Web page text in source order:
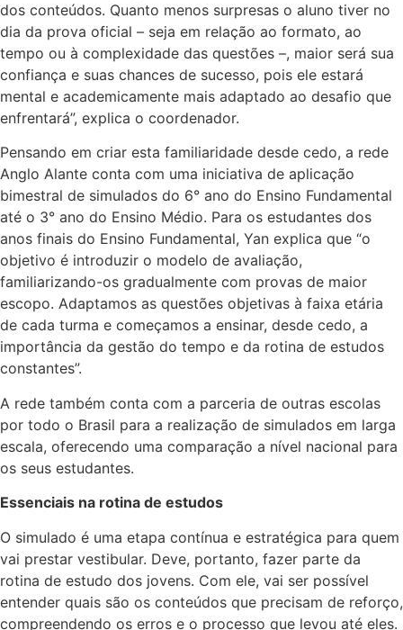
dos conteúdos. Quanto menos surpresas o aluno tiver no
dia da prova oficial – seja em relação ao formato, ao
tempo ou à complexidade das questões –, maior será sua
confiança e suas chances de sucesso, pois ele estará
mental e academicamente mais adaptado ao desafio que
enfrentará”, explica o coordenador.
Pensando em criar esta familiaridade desde cedo, a rede
Anglo Alante conta com uma iniciativa de aplicação
bimestral de simulados do 6° ano do Ensino Fundamental
até o 3° ano do Ensino Médio. Para os estudantes dos
anos finais do Ensino Fundamental, Yan explica que “o
objetivo é introduzir o modelo de avaliação,
familiarizando-os gradualmente com provas de maior
escopo. Adaptamos as questões objetivas à faixa etária
de cada turma e começamos a ensinar, desde cedo, a
importância da gestão do tempo e da rotina de estudos
constantes”.
A rede também conta com a parceria de outras escolas
por todo o Brasil para a realização de simulados em larga
escala, oferecendo uma comparação a nível nacional para
os seus estudantes.
Essenciais na rotina de estudos
O simulado é uma etapa contínua e estratégica para quem
vai prestar vestibular. Deve, portanto, fazer parte da
rotina de estudo dos jovens. Com ele, vai ser possível
entender quais são os conteúdos que precisam de reforço,
compreendendo os erros e o processo que levou até eles.